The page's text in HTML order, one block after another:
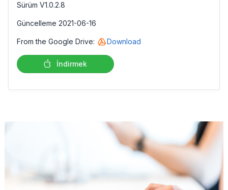
Sürüm V1.0.2.8
Güncelleme 2021-06-16
From the Google Drive: Download
İndirmek